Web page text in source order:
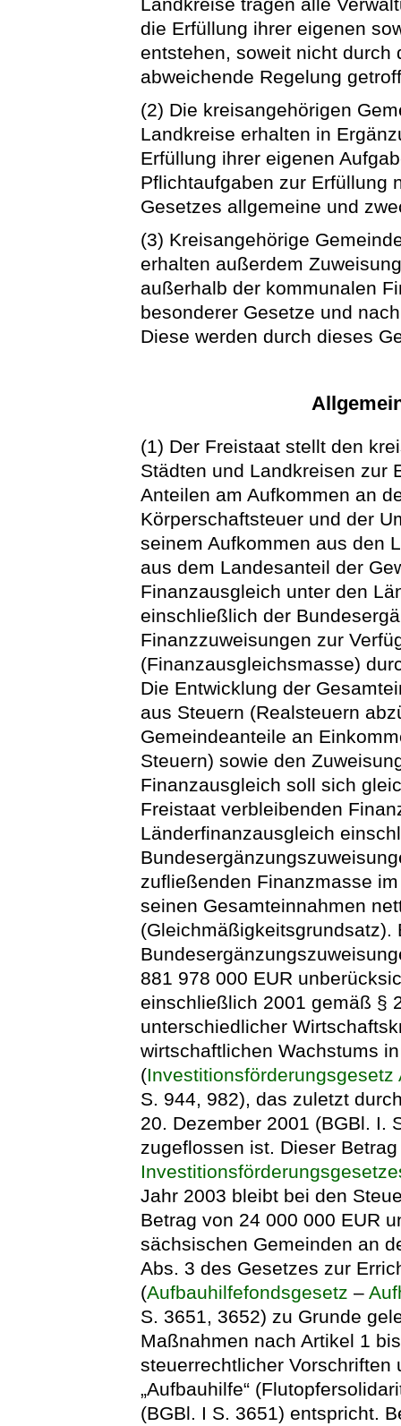
die Erfüllung ihrer eigenen
entstehen, soweit nicht durch
abweichende Regelung
(2) Die kreisangehörigen
Landkreise erhalten in
Erfüllung ihrer eigenen
Pflichtaufgaben zur Erfüllung
Gesetzes allgemeine und
(3) Kreisangehörige
erhalten außerdem
außerhalb der kommunalen
besonderer Gesetze und
Diese werden durch dieses
(1) Der Freistaat stellt den
Städten und Landkreisen zur
Anteilen am Aufkommen an
Körperschaftsteuer und der
seinem Aufkommen aus den
aus dem Landesanteil der
Finanzausgleich unter den
einschließlich der
Finanzzuweisungen zur
(Finanzausgleichsmasse)
Die Entwicklung der
aus Steuern (Realsteuern
Gemeindeanteile an
Steuern) sowie den
Finanzausgleich soll sich
Freistaat verbleibenden
Länderfinanzausgleich
zufließenden Finanzmasse
seinen Gesamteinnahmen
(Gleichmäßigkeitsgrundsatz).
881 978 000 EUR
einschließlich 2001 gemäß §
unterschiedlicher
wirtschaftlichen Wachstums
(Investitionsförderungsgesetz
S. 944, 982), das zuletzt
20. Dezember 2001 (BGBl. I.
zugeflossen ist. Dieser
Jahr 2003 bleibt bei den
Betrag von 24 000 000 EUR
sächsischen Gemeinden an
Abs. 3 des Gesetzes zur
(Aufbauhilfefondsgesetz –
S. 3651, 3652) zu Grunde
Maßnahmen nach Artikel 1
steuerrechtlicher
„Aufbauhilfe“
(BGBl. I S. 3651) entspricht.